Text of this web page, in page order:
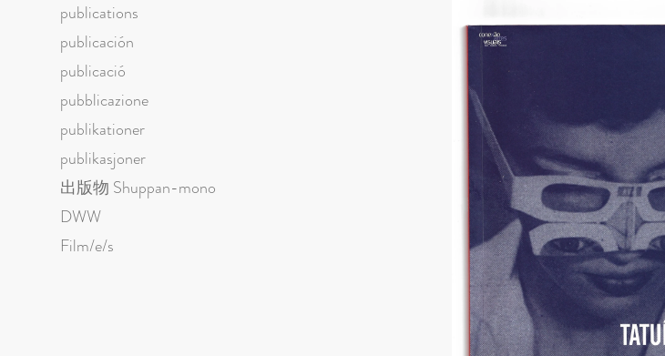
publications
publicación
publicació
pubblicazione
publikationer
publikasjoner
出版物 Shuppan-mono
DWW
Film/e/s